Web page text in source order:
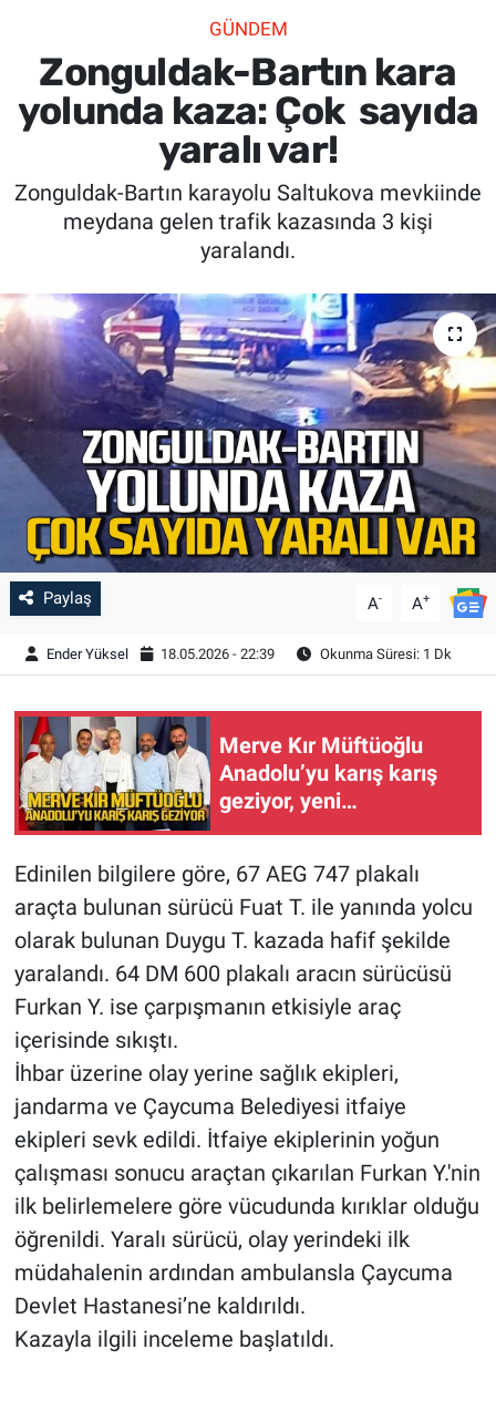
GÜNDEM
Zonguldak-Bartın kara
yolunda kaza: Çok sayıda
yaralı var!
Zonguldak-Bartın karayolu Saltukova mevkiinde
meydana gelen trafik kazasında 3 kişi
yaralandı.
Paylaş A- A+
Ender Yüksel 18.05.2026 - 22:39 Okunma Süresi: 1 Dk
Merve Kır Müftüoğlu
Anadolu’yu karış karış
geziyor, yeni
Edinilen bilgilere göre, 67 AEG 747 plakalı
araçta bulunan sürücü Fuat T. ile yanında yolcu
olarak bulunan Duygu T. kazada hafif şekilde
yaralandı. 64 DM 600 plakalı aracın sürücüsü
Furkan Y. ise çarpışmanın etkisiyle araç
içerisinde sıkıştı.
İhbar üzerine olay yerine sağlık ekipleri,
jandarma ve Çaycuma Belediyesi itfaiye
ekipleri sevk edildi. İtfaiye ekiplerinin yoğun
çalışması sonucu araçtan çıkarılan Furkan Y.'nin
ilk belirlemelere göre vücudunda kırıklar olduğu
öğrenildi. Yaralı sürücü, olay yerindeki ilk
müdahalenin ardından ambulansla Çaycuma
Devlet Hastanesi’ne kaldırıldı.
Kazayla ilgili inceleme başlatıldı.
SPOR